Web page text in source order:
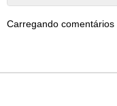
Carregando comentários